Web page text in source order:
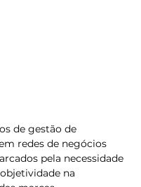
de gestão de
redes de negócios
pela necessidade
na